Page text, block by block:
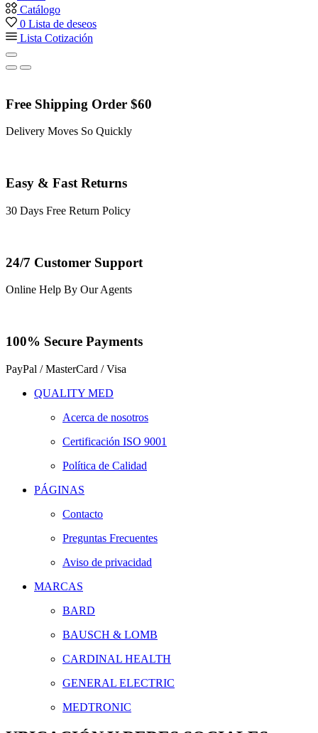
Catálogo
0 Lista de deseos
Lista Cotización
Free Shipping Order $60
Delivery Moves So Quickly
Easy & Fast Returns
30 Days Free Return Policy
24/7 Customer Support
Online Help By Our Agents
100% Secure Payments
PayPal / MasterCard / Visa
QUALITY MED
Acerca de nosotros
Certificación ISO 9001
Política de Calidad
PÁGINAS
Contacto
Preguntas Frecuentes
Aviso de privacidad
MARCAS
BARD
BAUSCH & LOMB
CARDINAL HEALTH
GENERAL ELECTRIC
MEDTRONIC